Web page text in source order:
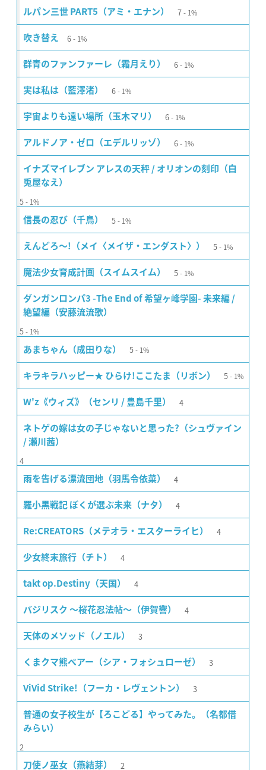
ルパン三世 PART5（アミ・エナン） 7 1%
吹き替え 6 1%
群青のファンファーレ（霜月えり） 6 1%
実は私は（藍澤渚） 6 1%
宇宙よりも遠い場所（玉木マリ） 6 1%
アルドノア・ゼロ（エデルリッゾ） 6 1%
イナズマイレブン アレスの天秤 / オリオンの刻印（白
兎屋なえ）
5 1%
信長の忍び（千鳥） 5 1%
えんどろ〜!（メイ〈メイザ・エンダスト〉） 5 1%
魔法少女育成計画（スイムスイム） 5 1%
ダンガンロンパ3 -The End of 希望ヶ峰学園- 未来編 /
絶望編（安藤流流歌）
5 1%
あまちゃん（成田りな） 5 1%
キラキラハッピー★ ひらけ!ここたま（リボン） 5 1%
W'z《ウィズ》（センリ / 豊島千里） 4
ネトゲの嫁は女の子じゃないと思った?（シュヴァイン
/ 瀬川茜）
4
雨を告げる漂流団地（羽馬令依菜） 4
羅小黒戦記 ぼくが選ぶ未来（ナタ） 4
Re:CREATORS（メテオラ・エスターライヒ） 4
少女終末旅行（チト） 4
takt op.Destiny（天国） 4
バジリスク 〜桜花忍法帖〜（伊賀響） 4
天体のメソッド（ノエル） 3
くまクマ熊ベアー（シア・フォシュローゼ） 3
ViVid Strike!（フーカ・レヴェントン） 3
普通の女子校生が【ろこどる】やってみた。（名都借
みらい）
2
刀使ノ巫女（燕結芽） 2